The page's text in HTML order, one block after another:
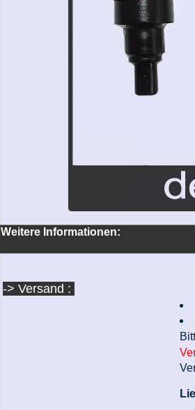
Weitere Informationen:
-> Versand :